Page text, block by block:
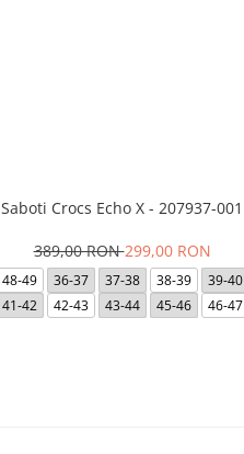
Saboti Crocs Echo X - 207937-001
389,00 RON299,00 RON
48-49 36-37 37-38 38-39
39-40
41-42
42-43 43-44 45-46 46-47